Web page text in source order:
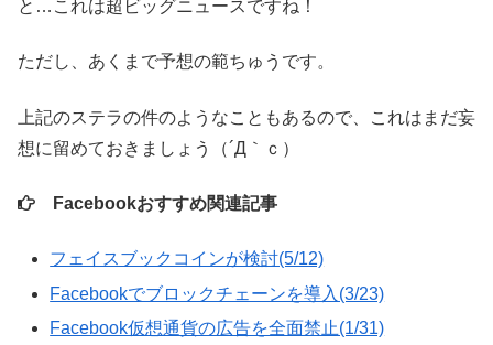
と…これは超ビッグニュースですね！
ただし、あくまで予想の範ちゅうです。
上記のステラの件のようなこともあるので、これはまだ妄
想に留めておきましょう（´Д｀ｃ）
Facebookおすすめ関連記事
フェイスブックコインが検討(5/12)
Facebookでブロックチェーンを導入(3/23)
Facebook仮想通貨の広告を全面禁止(1/31)